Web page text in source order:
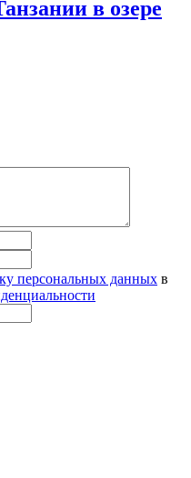
в озере
персональных данных в